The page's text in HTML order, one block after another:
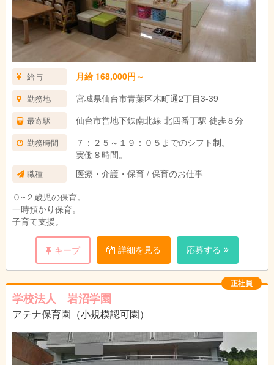
給与 月給 168,000円～
勤務地 宮城県仙台市青葉区木町通2丁目3-39
最寄駅 仙台市営地下鉄南北線 北四番丁駅 徒歩８分
勤務時間
７：２５～１９：０５までのシフト制。
実働８時間。
職種
医療・介護・保育 / 保育のお仕事
０~２歳児の保育。
一時預かり保育。
子育て支援。
キープ 詳細を見る 応募する
正社員
学校法人 岩沼学園
アテナ保育園（小規模認可園）